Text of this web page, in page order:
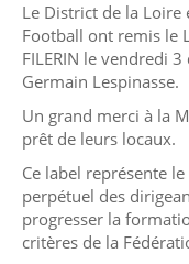
Le District de la Loire
Football ont remis le
FILERIN le vendredi
Germain Lespinasse.
Un grand merci à la
prêt de leurs locaux.
Ce label représente
perpétuel des
progresser la
critères de la